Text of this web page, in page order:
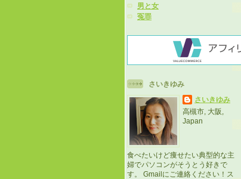
男と女
冤罪
さいきゆみ
さいきゆみ
高槻市, 大阪,
Japan
食べたいけど痩せたい典型的な主
婦でパソコンがそうとう好きで
す。 Gmailにご連絡ください！ス